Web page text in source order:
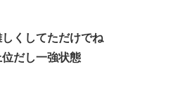
くしてただけでね
だし一強状態